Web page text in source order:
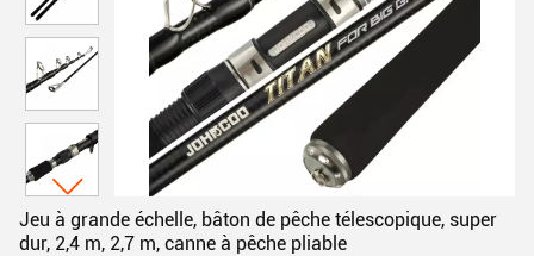
Jeu à grande échelle, bâton de pêche télescopique, super
dur, 2,4 m, 2,7 m, canne à pêche pliable